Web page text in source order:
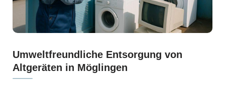
Umweltfreundliche Entsorgung von
Altgeräten in Möglingen